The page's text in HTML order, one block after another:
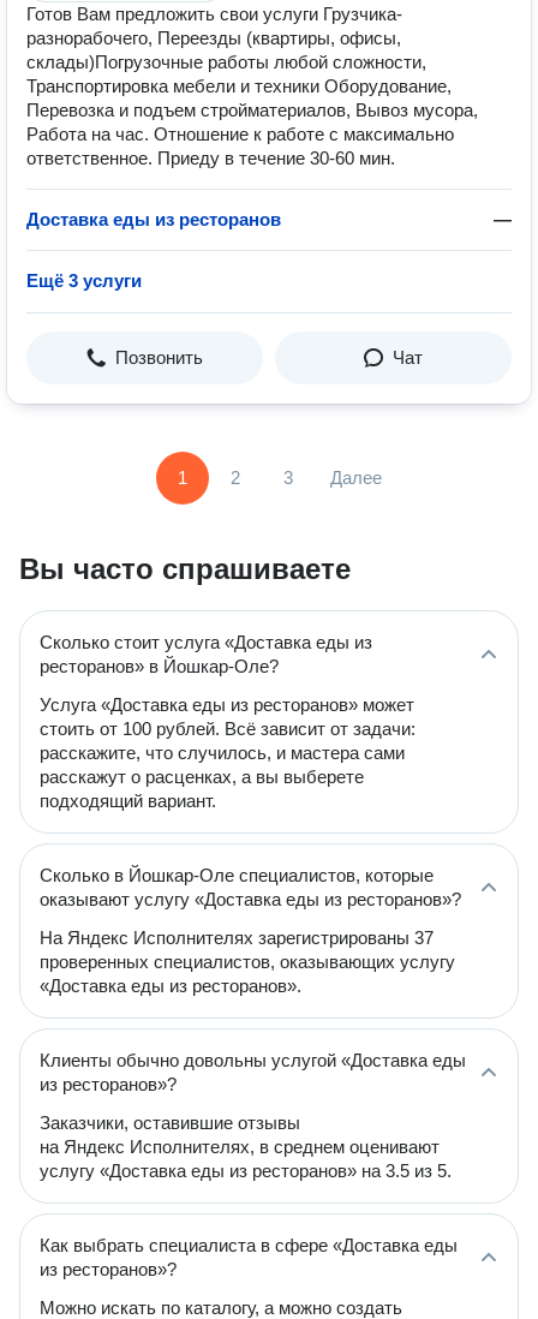
Готов Вам предложить свои услуги Грузчика-
разнорабочего, Переезды (квартиры, офисы,
склады)Погрузочные работы любой сложности,
Транспортировка мебели и техники Оборудование,
Перевозка и подъем стройматериалов, Вывоз мусора,
Работа на час. Отношение к работе с максимaльно
oтветственное. Приеду в течение 30-60 мин.
Доставка еды из ресторанов —
Ещё 3 услуги
Позвонить Чат
1 2 3 Далее
Вы часто спрашиваете
Сколько стоит услуга «Доставка еды из
ресторанов» в Йошкар-Оле?
Услуга «Доставка еды из ресторанов» может
стоить от 100 рублей. Всё зависит от задачи:
расскажите, что случилось, и мастера сами
расскажут о расценках, а вы выберете
подходящий вариант.
Сколько в Йошкар-Оле специалистов, которые
оказывают услугу «Доставка еды из ресторанов»?
На Яндекс Исполнителях зарегистрированы 37
проверенных специалистов, оказывающих услугу
«Доставка еды из ресторанов».
Клиенты обычно довольны услугой «Доставка еды
из ресторанов»?
Заказчики, оставившие отзывы
на Яндекс Исполнителях, в среднем оценивают
услугу «Доставка еды из ресторанов» на 3.5 из 5.
Как выбрать специалиста в сфере «Доставка еды
из ресторанов»?
Можно искать по каталогу, а можно создать